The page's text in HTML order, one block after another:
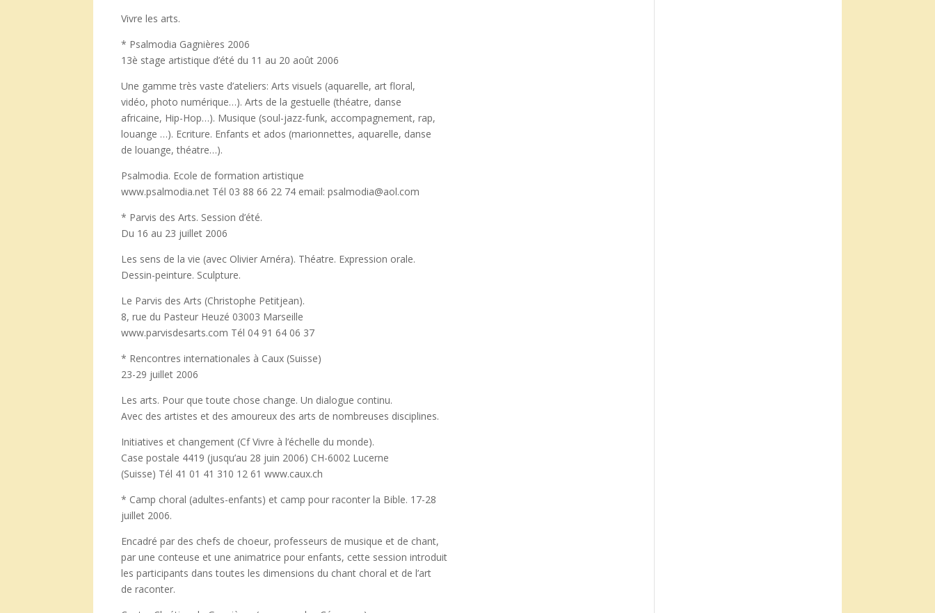
Vivre les arts.
* Psalmodia Gagnières 2006
13è stage artistique d’été du 11 au 20 août 2006
Une gamme très vaste d’ateliers: Arts visuels (aquarelle, art floral,
vidéo, photo numérique…). Arts de la gestuelle (théatre, danse
africaine, Hip-Hop…). Musique (soul-jazz-funk, accompagnement, rap,
louange …). Ecriture. Enfants et ados (marionnettes, aquarelle, danse
de louange, théatre…).
Psalmodia. Ecole de formation artistique
www.psalmodia.net Tél 03 88 66 22 74 email: psalmodia@aol.com
* Parvis des Arts. Session d’été.
Du 16 au 23 juillet 2006
Les sens de la vie (avec Olivier Arnéra). Théatre. Expression orale.
Dessin-peinture. Sculpture.
Le Parvis des Arts (Christophe Petitjean).
8, rue du Pasteur Heuzé 03003 Marseille
www.parvisdesarts.com Tél 04 91 64 06 37
* Rencontres internationales à Caux (Suisse)
23-29 juillet 2006
Les arts. Pour que toute chose change. Un dialogue continu.
Avec des artistes et des amoureux des arts de nombreuses disciplines.
Initiatives et changement (Cf Vivre à l’échelle du monde).
Case postale 4419 (jusqu’au 28 juin 2006) CH-6002 Lucerne
(Suisse) Tél 41 01 41 310 12 61 www.caux.ch
* Camp choral (adultes-enfants) et camp pour raconter la Bible. 17-28
juillet 2006.
Encadré par des chefs de choeur, professeurs de musique et de chant,
par une conteuse et une animatrice pour enfants, cette session introduit
les participants dans toutes les dimensions du chant choral et de l’art
de raconter.